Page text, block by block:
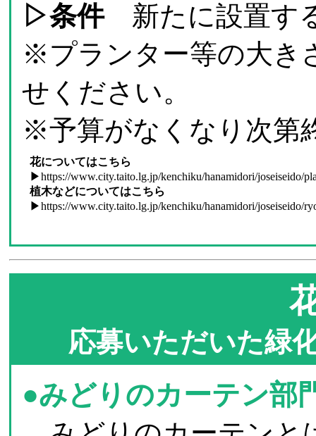
▷条件新たに設置する
※プランター等の大き
せください。
※予算がなくなり次第
花についてはこちら
▶https://www.city.taito.lg.jp/kenchiku/hanamidori/joseiseido/
植木などについてはこちら
▶https://www.city.taito.lg.jp/kenchiku/hanamidori/joseiseido/
応募いただいた緑
●みどりのカーテン部